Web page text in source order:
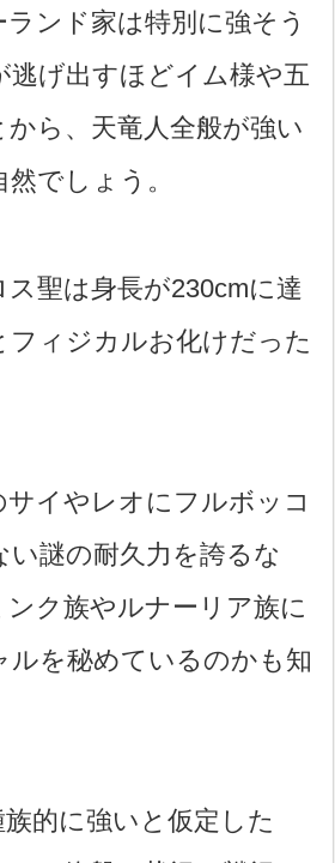
ンド家は特別に強そう
逃げ出すほどイム様や五
ら、天竜人全般が強い
でしょう。
聖は身長が230cmに達
フィジカルお化けだった
サイやレオにフルボッコ
い謎の耐久力を誇るな
ンク族やルナーリア族に
ルを秘めているのかも知
的に強いと仮定した